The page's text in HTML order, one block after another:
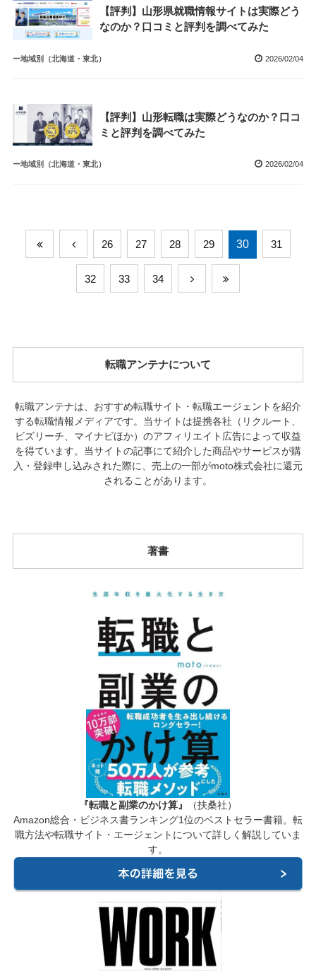
【評判】山形県就職情報サイトは実際どう
なのか？口コミと評判を調べてみた
ー地域別（北海道・東北） 2026/02/04
【評判】山形転職は実際どうなのか？口コ
ミと評判を調べてみた
ー地域別（北海道・東北） 2026/02/04
26 27 28 29 30 31
32 33 34
転職アンテナについて
転職アンテナは、おすすめ転職サイト・転職エージェントを紹介
する転職情報メディアです。当サイトは提携各社（リクルート、
ビズリーチ、マイナビほか）のアフィリエイト広告によって収益
を得ています。当サイトの記事にて紹介した商品やサービスが購
入・登録申し込みされた際に、売上の一部がmoto株式会社に還元
されることがあります。
著書
『転職と副業のかけ算』
（扶桑社）
Amazon総合・ビジネス書ランキング1位のベストセラー書籍。転
職方法や転職サイト・エージェントについて詳しく解説していま
す。